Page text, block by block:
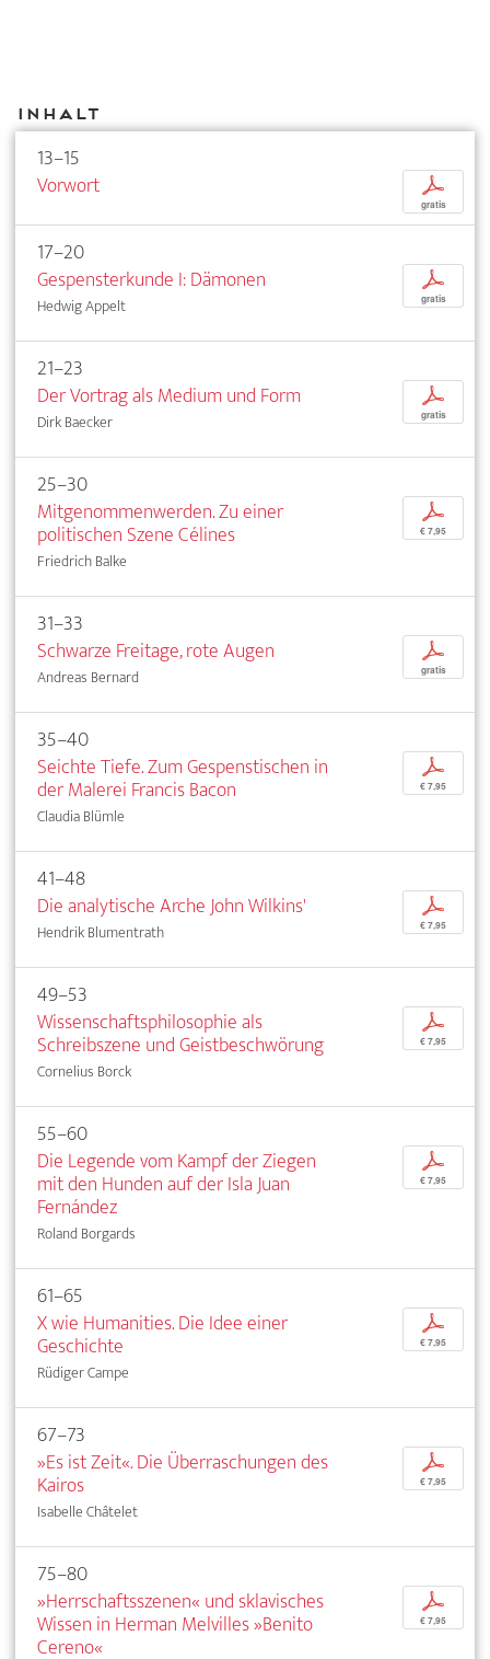
Inhalt
13–15
Vorwort
p
gratis
17–20
Gespensterkunde I: Dämonen
Hedwig Appelt
p
gratis
21–23
Der Vortrag als Medium und Form
Dirk Baecker
p
gratis
25–30
Mitgenommenwerden. Zu einer
politischen Szene Célines
Friedrich Balke
p
€ 7,95
31–33
Schwarze Freitage, rote Augen
Andreas Bernard
p
gratis
35–40
Seichte Tiefe. Zum Gespenstischen in
der Malerei Francis Bacon
Claudia Blümle
p
€ 7,95
41–48
Die analytische Arche John Wilkins'
Hendrik Blumentrath
p
€ 7,95
49–53
Wissenschaftsphilosophie als
Schreibszene und Geistbeschwörung
Cornelius Borck
p
€ 7,95
55–60
Die Legende vom Kampf der Ziegen
mit den Hunden auf der Isla Juan
Fernández
Roland Borgards
p
€ 7,95
61–65
X wie Humanities. Die Idee einer
Geschichte
Rüdiger Campe
p
€ 7,95
67–73
»Es ist Zeit«. Die Überraschungen des
Kairos
Isabelle Châtelet
p
€ 7,95
75–80
»Herrschaftsszenen« und sklavisches
Wissen in Herman Melvilles »Benito
Cereno«
p
€ 7,95